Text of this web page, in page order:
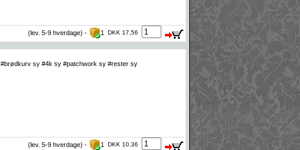
(lev. 5-9 hverdage) - 1 DKK 17,56
sy #4k sy #patchwork sy #rester sy
(lev. 5-9 hverdage) - 1 DKK 10,36